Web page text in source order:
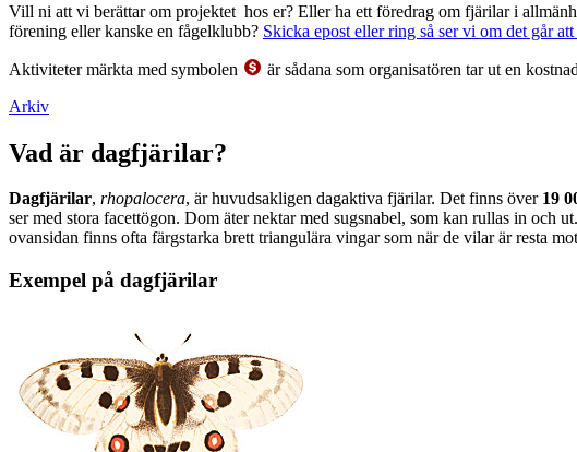
Vill ni att vi berättar om projektet hos er? Eller ha ett föredrag om fjärilar i
förening eller kanske en fågelklubb? Skicka epost eller ring så ser vi om det går att
Aktiviteter märkta med symbolen
är sådana som organisatören tar ut en
Arkiv
Vad är dagfjärilar?
Dagfjärilar, rhopalocera, är huvudsakligen dagaktiva fjärilar. Det finns över 19
ser med stora facettögon. Dom äter nektar med sugsnabel, som kan rullas in och
ovansidan finns ofta färgstarka brett triangulära vingar som när de vilar är resta
Exempel på dagfjärilar